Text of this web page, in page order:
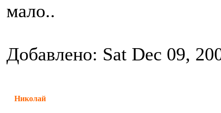
мало..
Добавлено: Sat Dec 09,
Николай